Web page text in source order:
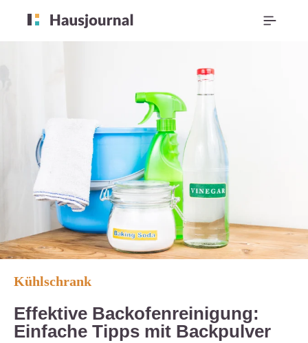
Kühlschrank
Effektive Backofenreinigung:
Einfache Tipps mit Backpulver